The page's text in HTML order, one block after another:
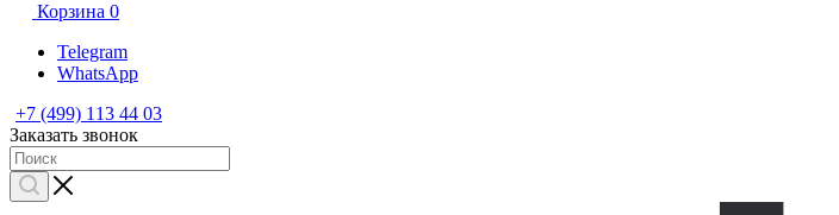
Корзина 0
Telegram
WhatsApp
+7 (499) 113 44 03
Заказать звонок